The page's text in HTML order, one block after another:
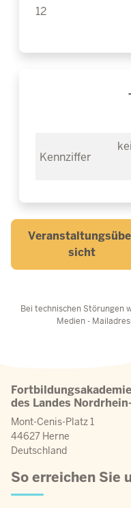
12
sicht
Bei technischen Störungen
Medien -
des Landes
Mont-Cenis-Platz 1
44627 Herne
Deutschland
So erreichen Sie